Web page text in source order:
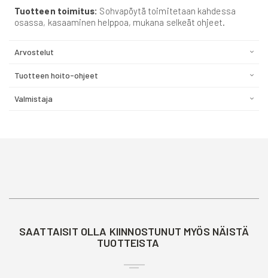
Tuotteen toimitus: Sohvapöytä toimitetaan kahdessa
osassa, kasaaminen helppoa, mukana selkeät ohjeet.
Arvostelut
Tuotteen hoito-ohjeet
Valmistaja
SAATTAISIT OLLA KIINNOSTUNUT MYÖS NÄISTÄ
TUOTTEISTA